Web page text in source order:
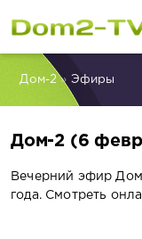
Дом-2» Эфиры
Дом-2 (6
Вечерний эфир
года. Смотреть